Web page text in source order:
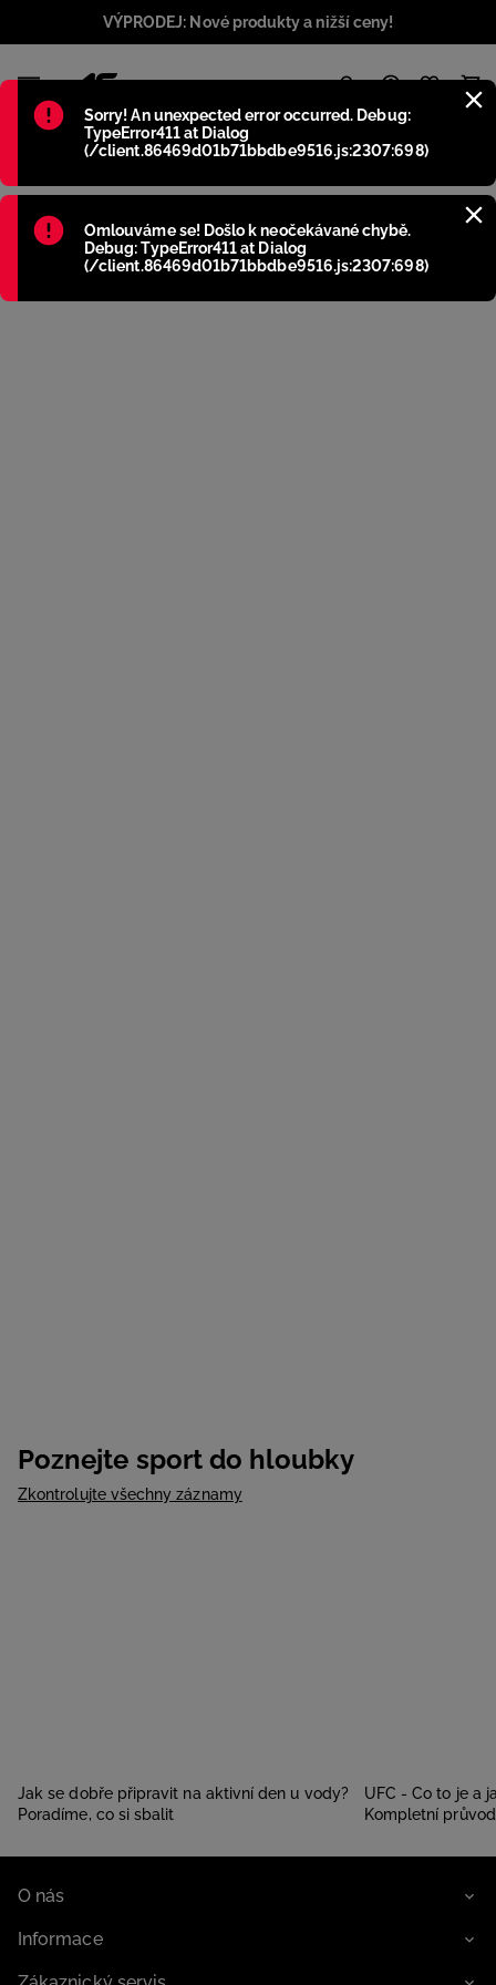
Błąd:
Sorry! An unexpected error occurred. Debug:
TypeError411 at Dialog
(/client.86469d01b71bbdbe9516.js:2307:698)
Błąd:
Omlouváme se! Došlo k neočekávané chybě.
Debug: TypeError411 at Dialog
(/client.86469d01b71bbdbe9516.js:2307:698)
VÝPRODEJ: Nové produkty a nižší ceny!
Poznejte sport do hloubky
Zkontrolujte všechny záznamy
Jak se dobře připravit na aktivní den u vody?
Poradíme, co si sbalit
UFC - Co to je a
Kompletní
O nás
Informace